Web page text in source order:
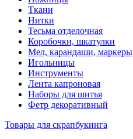
Ткани
Нитки
Тесьма отделочная
Коробочки, шкатулки
Мел, карандаши, маркеры
Игольницы
Инструменты
Лента капроновая
Наборы для шитья
Фетр декоративный
Товары для скрапбукинга